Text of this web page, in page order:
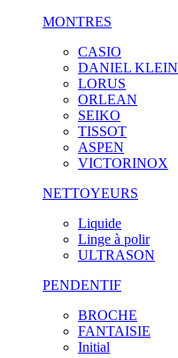
MONTRES
CASIO
DANIEL KLEIN
LORUS
ORLEAN
SEIKO
TISSOT
ASPEN
VICTORINOX
NETTOYEURS
Liquide
Linge à polir
ULTRASON
PENDENTIF
BROCHE
FANTAISIE
Initial